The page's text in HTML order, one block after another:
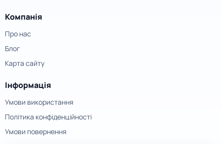
Компанія
Про нас
Блог
Карта сайту
Інформація
Умови використання
Політика конфіденційності
Умови повернення